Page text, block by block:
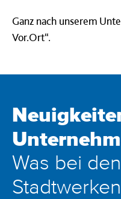
Ganz nach unserem
Vor.Ort“.
Was bei